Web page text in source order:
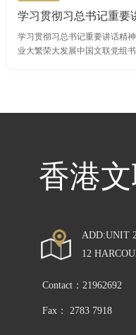
学习贯彻习总书记重要讲话精
业大繁荣大发展中国文联党组书记、
Contact：21962692
ADD:UNIT
12
香港
Fax： 2783 7918